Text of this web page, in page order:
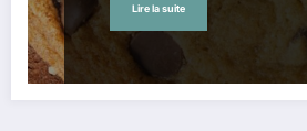
Lire la suite